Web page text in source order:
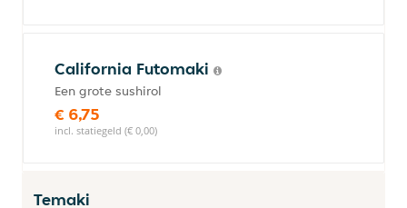
California Futomaki
Een grote sushirol
€ 6,75
incl. statiegeld (€ 0,00)
Temaki